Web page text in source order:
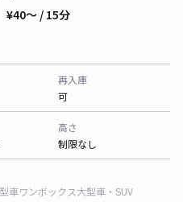
¥40〜 / 15分
再入庫
可
高さ
制限なし
車ワンボックス大型車・SUV